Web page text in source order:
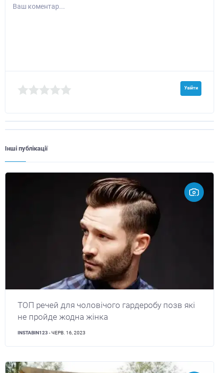
Ваш коментар...
Увійти
Інші публікації
ТОП речей для чоловічого гардеробу позв які
не пройде жодна жінка
INSTABIN123 - ЧЕРВ. 16, 2023